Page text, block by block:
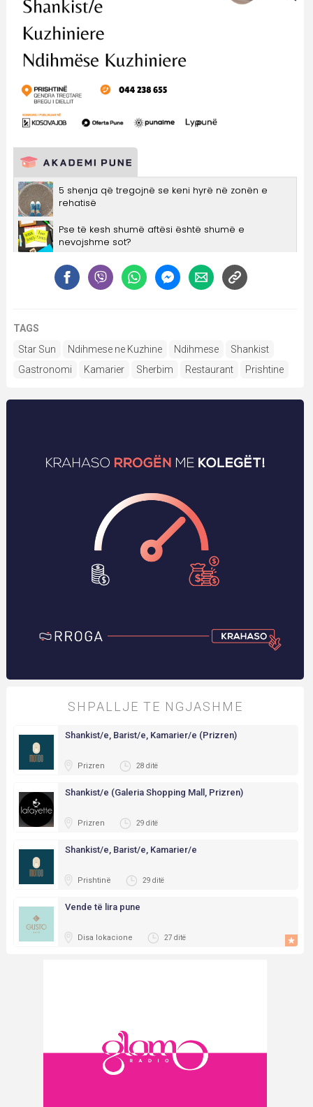
TAGS
Star Sun
Ndihmese ne Kuzhine Ndihmese
Shankist
Gastronomi
Kamarier Sherbim Restaurant Prishtine
SHPALLJE TE NGJASHME
Shankist/e, Barist/e, Kamarier/e (Prizren)
Prizren 28 ditë
Shankist/e (Galeria Shopping Mall, Prizren)
Prizren 29 ditë
Shankist/e, Barist/e, Kamarier/e
Prishtinë 29 ditë
Vende të lira pune
Disa lokacione 27 ditë